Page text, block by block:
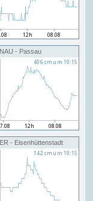
- Passau
- Eisenhüttenstadt